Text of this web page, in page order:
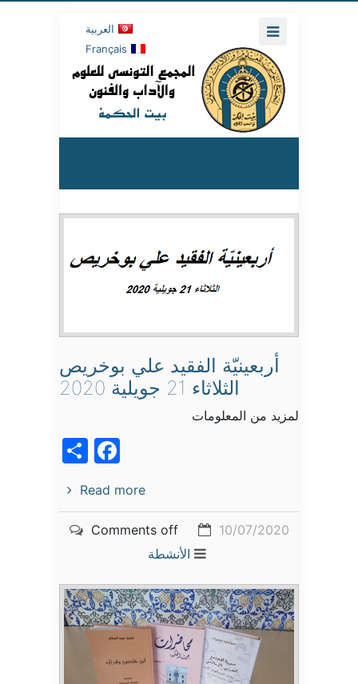
العربية
Français
أربعينيّة الفقيد علي بوخريص
الثلاثاء 21 جويلية 2020
لمزيد من المعلومات
Read more
10/07/2020
Comments off
الأنشطة